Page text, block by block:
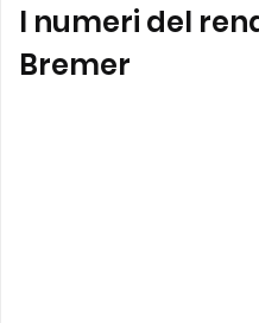
I numeri del
Bremer